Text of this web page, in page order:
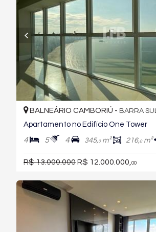
BALNEÁRIO CAMBORIÚ - BARRA SUL
Apartamento no Edifício One Tower
4 5 4 345,0m² 216,0m²
R$ 13.000.000R$ 12.000.000, 00